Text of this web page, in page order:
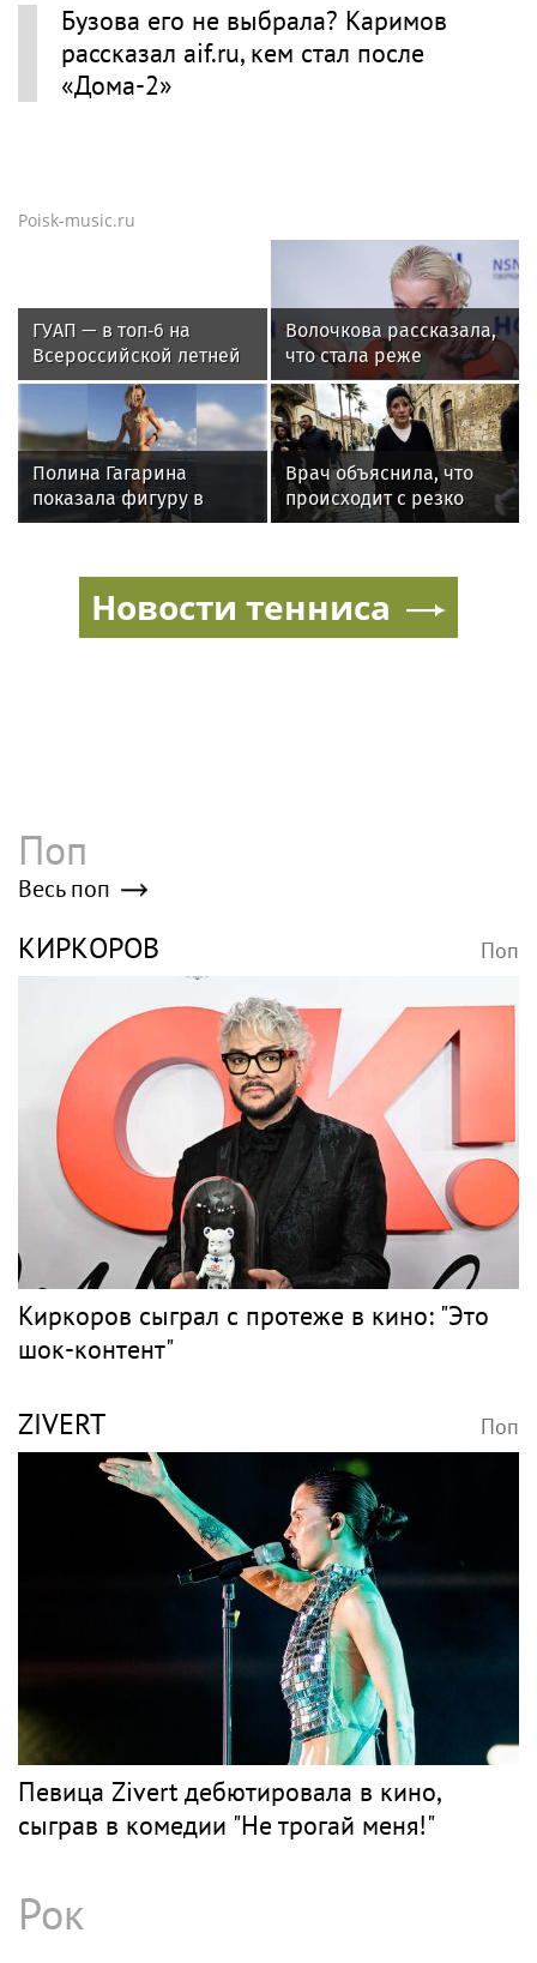
Бузова его не выбрала? Каримов
рассказал aif.ru, кем стал после
«Дома‑2»
Poisk-music.ru
ГУАП — в топ‑6 на
Всероссийской летней
Универсиаде по
спортивному
ориентированию
Волочкова рассказала,
что стала реже
показывать шпагаты
из-за операции на ноге
Полина Гагарина
показала фигуру в
бикини во время
Геленджике
Врач объяснила, что
происходит с резко
похудевшей Пугачёвой:
Новости тенниса
Поп
Весь поп
КИРКОРОВ Поп
Киркоров сыграл с протеже в кино: "Это
шок-контент"
ZIVERT Поп
Певица Zivert дебютировала в кино,
сыграв в комедии "Не трогай меня!"
Рок